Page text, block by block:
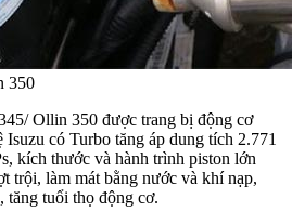
350
Ollin 350 được trang bị động cơ
có Turbo tăng áp dung tích 2.771
kích thước và hành trình piston lớn
trội, làm mát bằng nước và khí nạp,
tăng tuổi thọ động cơ.